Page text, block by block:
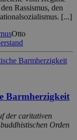
Rassismus, den
[...]
Otto
Barmherzigkeit
der caritativen
Orden